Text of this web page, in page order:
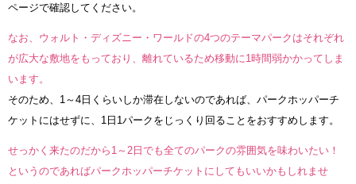
ページで確認してください。
なお、ウォルト・ディズニー・ワールドの4つのテーマパークはそれぞれ
が広大な敷地をもっており、離れているため移動に1時間弱かかってしま
います。
そのため、1～4日くらいしか滞在しないのであれば、パークホッパーチ
ケットにはせずに、1日1パークをじっくり回ることをおすすめします。
せっかく来たのだから1～2日でも全てのパークの雰囲気を味わいたい！
というのであればパークホッパーチケットにしてもいいかもしれませ